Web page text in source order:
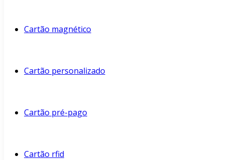
Cartão magnético
Cartão personalizado
Cartão pré-pago
Cartão rfid